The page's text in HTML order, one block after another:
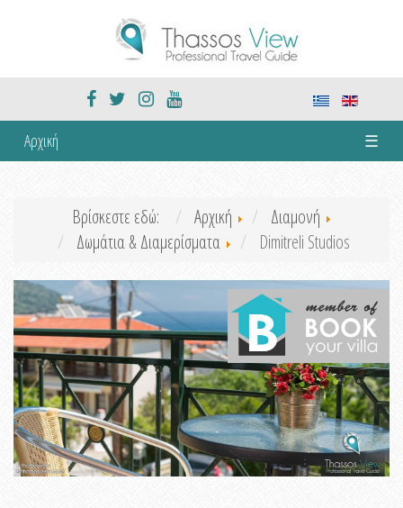
Αρχική ☰
Βρίσκεστε εδώ: Αρχική
Διαμονή
Δωμάτια & Διαμερίσματα
Dimitreli Studios